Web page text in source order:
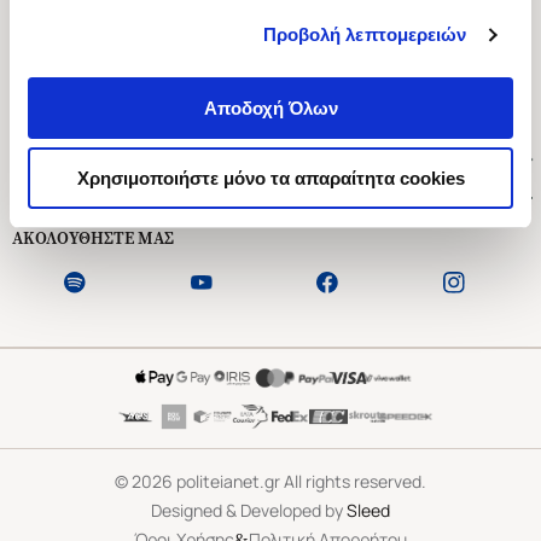
Προβολή λεπτομερειών
Αποδοχή Όλων
Χρησιμοποιήστε μόνο τα απαραίτητα cookies
Ασκληπιού 1-3, Αθήνα 106 79
Δευτέρα - Παρασκευή 09:00-21:00
Εξυπηρέτηση Πελατών
ΑΚΟΛΟΥΘΗΣΤΕ ΜΑΣ
©2026 politeianet.gr All rights reserved.
Designed & Developed bySleed